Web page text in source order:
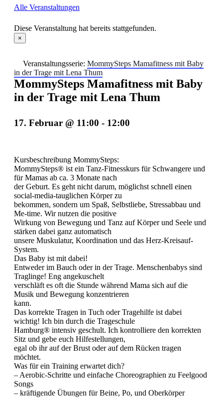
Alle Veranstaltungen
Diese Veranstaltung hat bereits stattgefunden.
×
Veranstaltungsserie: MommySteps Mamafitness mit Baby
in der Trage mit Lena Thum
MommySteps Mamafitness mit Baby
in der Trage mit Lena Thum
17. Februar @ 11:00 - 12:00
Kursbeschreibung MommySteps:
MommySteps® ist ein Tanz-Fitnesskurs für Schwangere und
für Mamas ab ca. 3 Monate nach
der Geburt. Es geht nicht darum, möglichst schnell einen
social-media-tauglichen Körper zu
bekommen, sondern um Spaß, Selbstliebe, Stressabbau und
Me-time. Wir nutzen die positive
Wirkung von Bewegung und Tanz auf Körper und Seele und
stärken dabei ganz automatisch
unsere Muskulatur, Koordination und das Herz-Kreisauf-
System.
Das Baby ist mit dabei!
Entweder im Bauch oder in der Trage. Menschenbabys sind
Traglinge! Eng angekuschelt
verschläft es oft die Stunde während Mama sich auf die
Musik und Bewegung konzentrieren
kann.
Das korrekte Tragen in Tuch oder Tragehilfe ist dabei
wichtig! Ich bin durch die Trageschule
Hamburg® intensiv geschult. Ich kontrolliere den korrekten
Sitz und gebe euch Hilfestellungen,
egal ob ihr auf der Brust oder auf dem Rücken tragen
möchtet.
Was für ein Training erwartet dich?
– Aerobic-Schritte und einfache Choreographien zu Feelgood
Songs
– kräftigende Übungen für Beine, Po, und Oberkörper